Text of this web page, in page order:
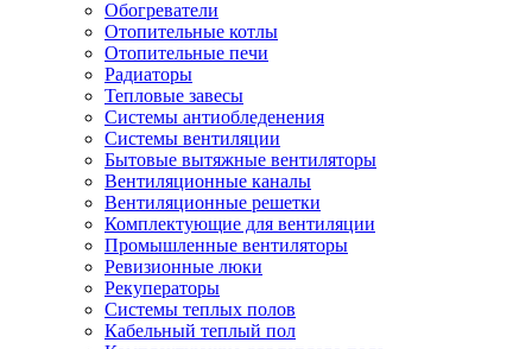
Обогреватели
Отопительные котлы
Отопительные печи
Радиаторы
Тепловые завесы
Системы антиобледенения
Системы вентиляции
Бытовые вытяжные вентиляторы
Вентиляционные каналы
Вентиляционные решетки
Комплектующие для вентиляции
Промышленные вентиляторы
Ревизионные люки
Рекуператоры
Системы теплых полов
Кабельный теплый пол